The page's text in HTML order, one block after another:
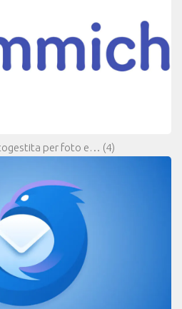
per foto e… (4)